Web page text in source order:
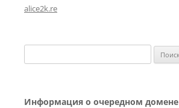
alice2k.re
Информация о очередном домене